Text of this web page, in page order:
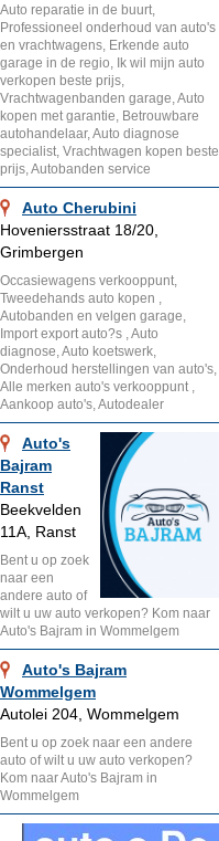
Auto reparatie in de buurt,
Professioneel onderhoud van auto's
en vrachtwagens, Erkende auto
garage in de regio, Ik wil mijn auto
verkopen beste prijs,
Vrachtwagenbanden garage, Auto
kopen met garantie, Betrouwbare
autohandelaar, Auto diagnose
specialist, Vrachtwagen kopen beste
prijs, Autobanden service
Auto Cherubini
Hoveniersstraat 18/20,
Grimbergen
Occasiewagens verkooppunt,
Tweedehands auto kopen ,
Autobanden en velgen garage,
Import export auto?s , Auto
diagnose, Auto koetswerk,
Onderhoud herstellingen van auto's,
Alle merken auto's verkooppunt ,
Aankoop auto's, Autodealer
Auto's
Bajram
Ranst
Beekvelden
11A, Ranst
Bent u op zoek
naar een
andere auto of
wilt u uw auto verkopen? Kom naar
Auto's Bajram in Wommelgem
Auto's Bajram
Wommelgem
Autolei 204, Wommelgem
Bent u op zoek naar een andere
auto of wilt u uw auto verkopen?
Kom naar Auto's Bajram in
Wommelgem